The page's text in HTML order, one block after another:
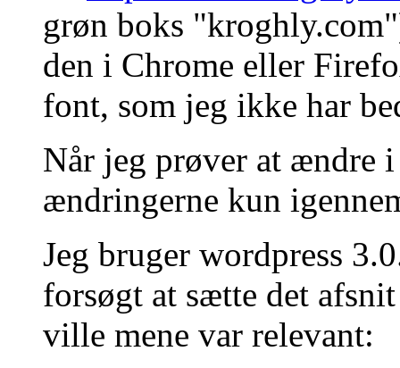
grøn boks
den i Chrome eller
font, som jeg ikke har
Når jeg prøver at ændre
ændringerne kun
Jeg bruger wordpress
forsøgt at sætte det
ville mene var relevant: